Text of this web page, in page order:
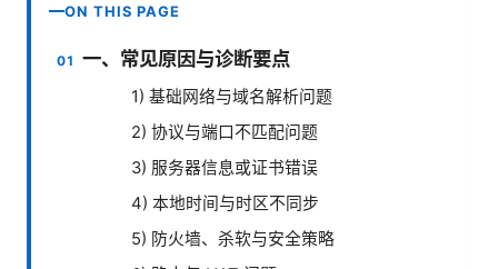
ON THIS PAGE
一、常见原因与诊断要点
1) 基础网络与域名解析问题
2) 协议与端口不匹配问题
3) 服务器信息或证书错误
4) 本地时间与时区不同步
5) 防火墙、杀软与安全策略